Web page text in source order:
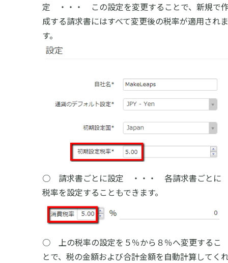
定 ・・・ この設定を変更することで、新規で
成する請求書にはすべて変更後の税率が適用されま
す。
○ 請求書ごとに設定 ・・・ 各請求書ごとに
税率を設定することもできます。
○ 上の税率の設定を５％から８％へ変更するこ
とで、税の金額および合計金額を自動計算してく